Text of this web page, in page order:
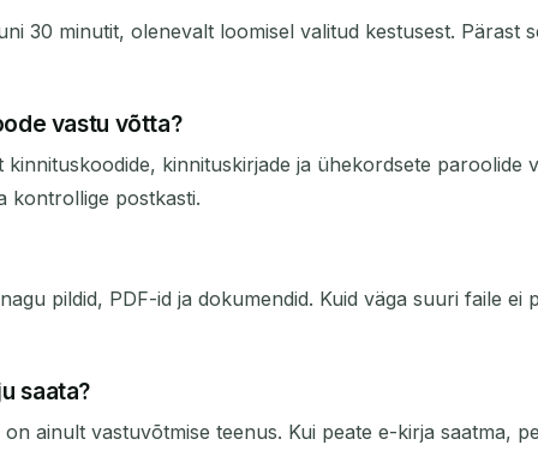
30 minutit, olenevalt loomisel valitud kestusest. Pärast
vastu võtta?
kinnituskirjade ja ühekordsete paroolide
kontrollige postkasti.
pildid, PDF-id ja dokumendid. Kuid väga suuri faile ei
saata?
ainult vastuvõtmise teenus. Kui peate e-kirja saatma,